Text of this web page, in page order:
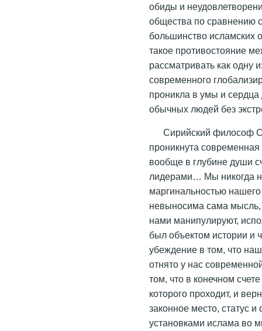
обиды и
общества по сравнению
большинство исламских
такое противостояние
рассматривать как одну
современного
проникла в умы и
обычных людей без
Сирийский философ
проникнута
вообще в глубине души
лидерами… Мы никогда
маргинальностью
невыносима сама мысль,
нами манипулируют,
был объектом истории и
убеждение в том, что
отнято у нас
том, что в конечном
которого проходит, и
законное место, статус
установками ислама во